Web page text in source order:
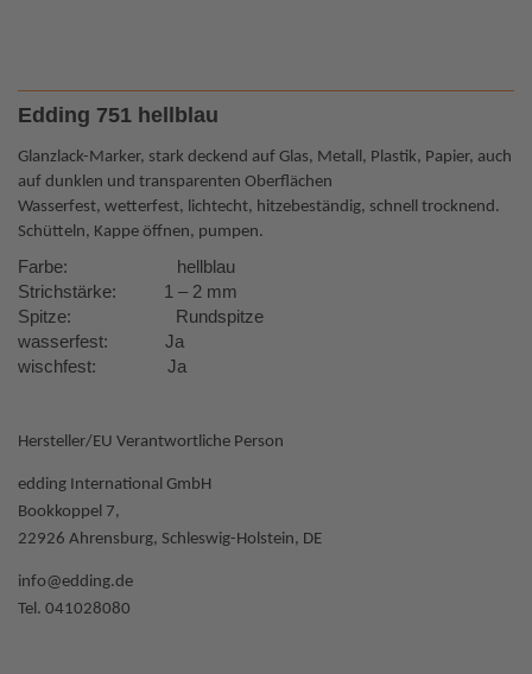
Edding 751 hellblau
Glanzlack-Marker, stark deckend auf Glas, Metall, Plastik, Papier, auch
auf dunklen und transparenten Oberflächen
Wasserfest, wetterfest, lichtecht, hitzebeständig, schnell trocknend.
Schütteln, Kappe öffnen, pumpen.
Farbe: hellblau
Strichstärke: 1 – 2 mm
Spitze: Rundspitze
wasserfest: Ja
wischfest: Ja
Hersteller/EU Verantwortliche Person
edding International GmbH
Bookkoppel 7,
22926 Ahrensburg, Schleswig-Holstein, DE
info@edding.de
Tel. 041028080